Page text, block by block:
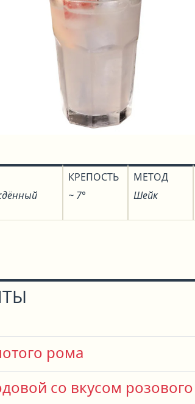
КРЕПОСТЬ
~ 7°
МЕТОД
Шейк
рома
со вкусом